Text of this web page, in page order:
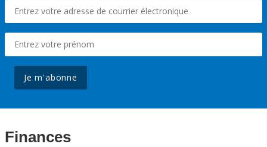
Je m'abonne
Finances